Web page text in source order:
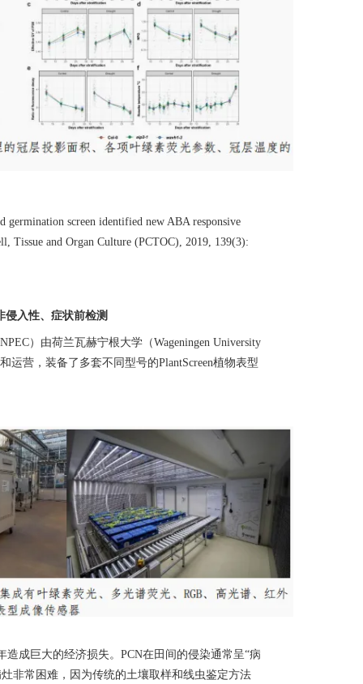
screen identified new ABA responsive
Tissue and Organ Culture (PCTOC), 2019, 139(3):
侵入性、症状前检测
NPEC） 由荷兰瓦赫宁根大学（Wageningen University
运营 ，装备了多套不同型号的PlantScreen植物表型
成巨大的经济损失。 PCN在田间的侵染通常呈“病
非常困难，因为传统的土壤取样和线虫鉴定方法